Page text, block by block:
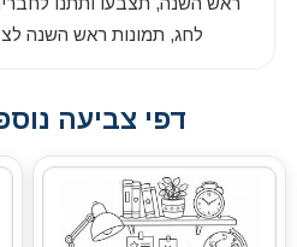
לחג, תמונות ראש השנה
דפי צביעה